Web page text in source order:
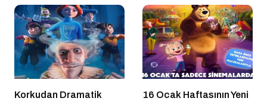
Korkudan Dramatik
16 Ocak Haftasının Yeni